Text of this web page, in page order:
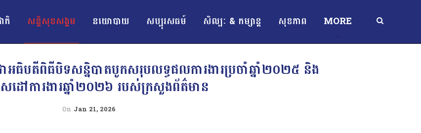
តិ សន្តិសុខសង្គម នយោបាយ សប្បុរសធម៍ សិល្បៈ & កម្សាន្ត សុខភាព MORE
ាអធិបតីពិធីបិទសន្និបាតបូកសរុបលទ្ធផលការងារប្រចាំឆ្នាំ២០២៥ និង
ដៅការងារឆ្នាំ២០២៦ របស់ក្រសួងព័ត៌មាន
On Jan 21, 2026